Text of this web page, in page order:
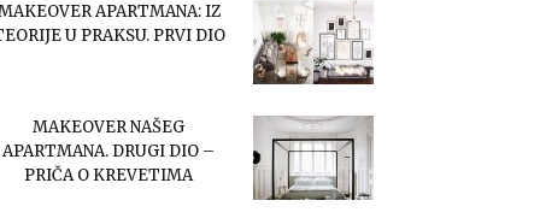
APARTMANA: IZ
U PRAKSU. PRVI DIO
MAKEOVER NAŠEG
APARTMANA. DRUGI DIO –
PRIČA O KREVETIMA